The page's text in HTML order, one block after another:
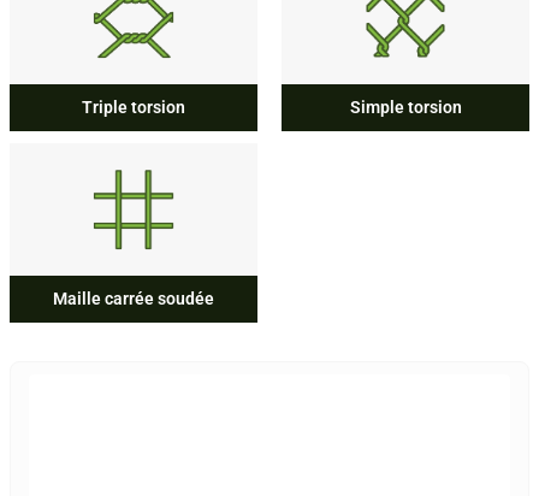
Triple torsion Simple torsion
Maille carrée soudée